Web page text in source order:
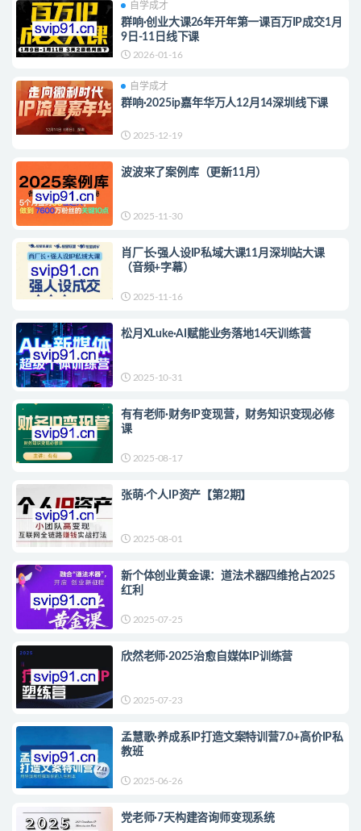
自学成才
群响·创业大课26年开年第一课百万IP成交1月
9日-11日线下课
2026-01-16
自学成才
群响·2025ip嘉年华万人12月14深圳线下课
2025-12-19
波波来了案例库（更新11月）
2025-11-30
肖厂长·强人设IP私域大课11月深圳站大课
（音频+字幕）
2025-11-16
松月XLuke·AI赋能业务落地14天训练营
2025-10-31
有有老师·财务IP变现营，财务知识变现必修
课
2025-08-17
张萌·个人IP资产【第2期】
2025-08-01
新个体创业黄金课：道法术器四维抢占2025
红利
2025-07-25
欣然老师·2025治愈自媒体IP训练营
2025-07-23
孟慧歌·养成系IP打造文案特训营7.0+高价IP私
教班
2025-06-26
党老师·7天构建咨询师变现系统